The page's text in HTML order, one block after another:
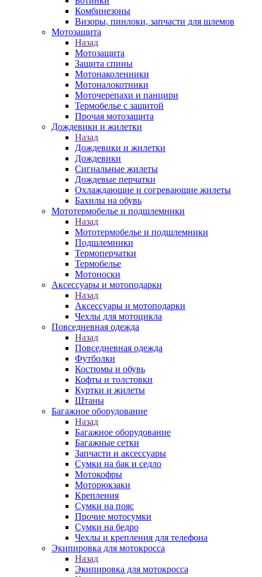
Комбинезоны
Визоры, пинлоки, запчасти для шлемов
Мотозащита
Назад
Мотозащита
Защита спины
Мотонаколенники
Мотоналокотники
Моточерепахи и панцири
Термобелье с защитой
Прочая мотозащита
Дождевики и жилетки
Назад
Дождевики и жилетки
Дождевики
Сигнальные жилеты
Дождевые перчатки
Охлаждающие и согревающие жилеты
Бахилы на обувь
Мототермобелье и подшлемники
Назад
Мототермобелье и подшлемники
Подшлемники
Термоперчатки
Термобелье
Мотоноски
Аксессуары и мотоподарки
Назад
Аксессуары и мотоподарки
Чехлы для мотоцикла
Повседневная одежда
Назад
Повседневная одежда
Футболки
Костюмы и обувь
Кофты и толстовки
Куртки и жилеты
Штаны
Багажное оборудование
Назад
Багажное оборудование
Багажные сетки
Запчасти и аксессуары
Сумки на бак и седло
Мотокофры
Моторюкзаки
Крепления
Сумки на пояс
Прочие мотосумки
Сумки на бедро
Чехлы и крепления для телефона
Экипировка для мотокросса
Назад
Экипировка для мотокросса